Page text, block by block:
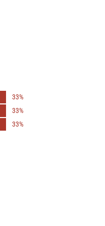
33%
33%
33%